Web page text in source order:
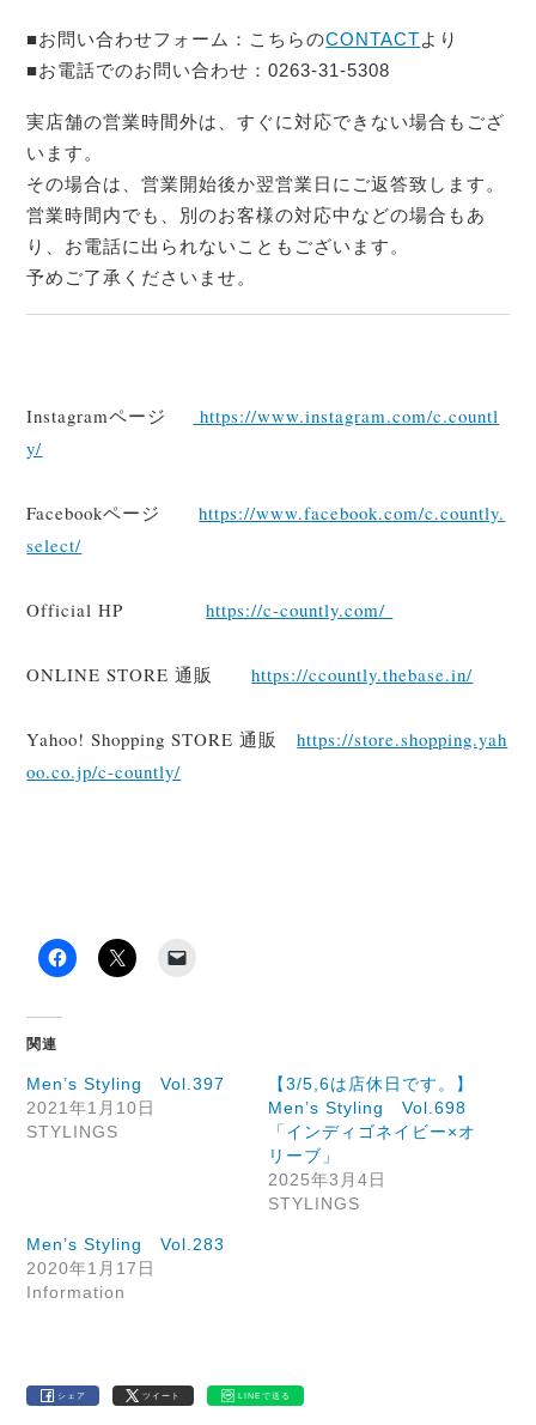
■お問い合わせフォーム：こちらのCONTACTより
■お電話でのお問い合わせ：0263-31-5308
実店舗の営業時間外は、すぐに対応できない場合もござ
います。
その場合は、営業開始後か翌営業日にご返答致します。
営業時間内でも、別のお客様の対応中などの場合もあ
り、お電話に出られないこともございます。
予めご了承くださいませ。
Instagramページ
https://www.instagram.com/c.countl
y/
Facebookページhttps://www.facebook.com/c.countly.
select/
Official HPhttps://c-countly.com/
ONLINE STORE 通販https://ccountly.thebase.in/
Yahoo! Shopping STORE 通販https://store.shopping.yah
oo.co.jp/c-countly/
関連
Men’s Styling Vol.397
2021年1月10日
STYLINGS
【3/5,6は店休日です。】
Men’s Styling Vol.698
「インディゴネイビー×オ
リーブ」
2025年3月4日
STYLINGS
Men’s Styling Vol.283
2020年1月17日
Information
シェア ツイート LINEで送る